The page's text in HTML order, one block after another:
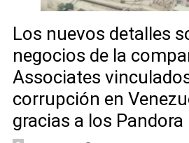
Los nuevos detalles
negocios de la
Associates
corrupción en
gracias a los Pandora